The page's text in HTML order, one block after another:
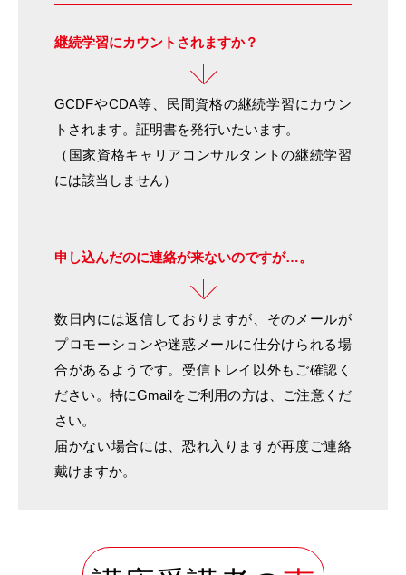
継続学習にカウントされますか？
GCDFやCDA等、民間資格の継続学習にカウン
トされます。証明書を発行いたいます。
（国家資格キャリアコンサルタントの継続学習
には該当しません）
申し込んだのに連絡が来ないのですが…。
数日内には返信しておりますが、そのメールが
プロモーションや迷惑メールに仕分けられる場
合があるようです。受信トレイ以外もご確認く
ださい。特にGmailをご利用の方は、ご注意くだ
さい。
届かない場合には、恐れ入りますが再度ご連絡
戴けますか。